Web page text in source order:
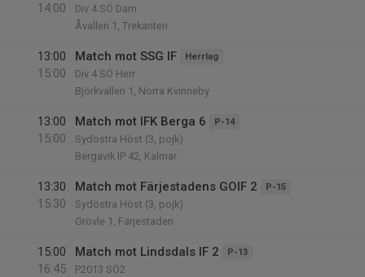
14:00
Div 4 SÖ Dam
Åvallen 1, Trekanten
13:00
15:00
Match mot SSG IF Herrlag
Div 4 SÖ Herr
Björkvallen 1, Norra Kvinneby
13:00
15:00
Match mot IFK Berga 6 P-14
Sydöstra Höst (3, pojk)
Bergavik IP 42, Kalmar
13:30
15:30
Match mot Färjestadens GOIF 2 P-15
Sydöstra Höst (3, pojk)
Grövle 1, Färjestaden
15:00
16:45
Match mot Lindsdals IF 2 P-13
P2013 SÖ2